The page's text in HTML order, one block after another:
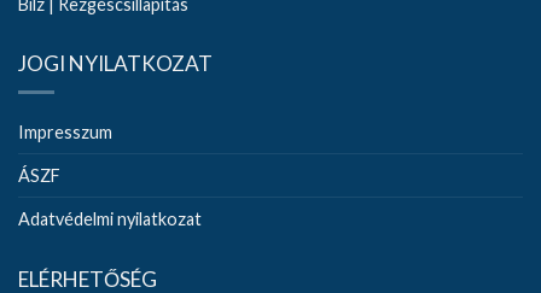
JOGI NYILATKOZAT
Impresszum
ÁSZF
Adatvédelmi nyilatkozat
ELÉRHETŐSÉG